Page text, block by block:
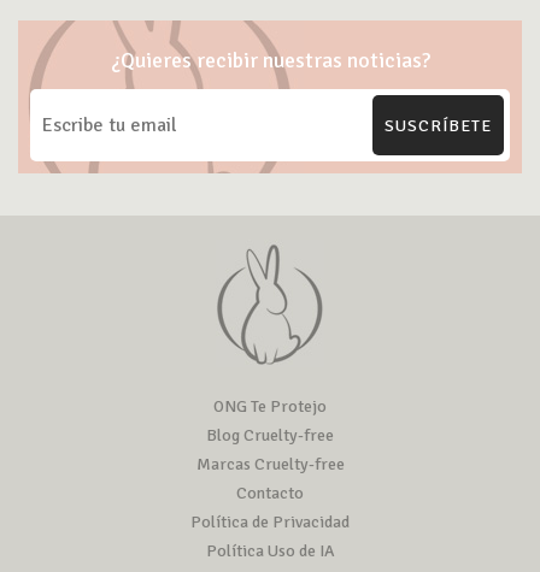
¿Quieres recibir nuestras noticias?
SUSCRÍBETE
ONG Te Protejo
Blog Cruelty-free
Marcas Cruelty-free
Contacto
Política de Privacidad
Política Uso de IA